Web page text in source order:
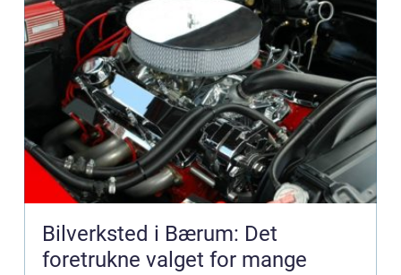
Bilverksted i Bærum: Det
foretrukne valget for mange